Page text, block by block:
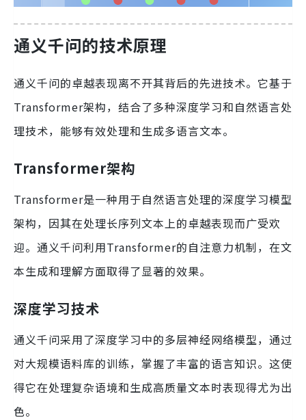
通义千问的技术原理
通义千问的卓越表现离不开其背后的先进技术。它基于
Transformer架构，结合了多种深度学习和自然语言处
理技术，能够有效处理和生成多语言文本。
Transformer架构
Transformer是一种用于自然语言处理的深度学习模型
架构，因其在处理长序列文本上的卓越表现而广受欢
迎。通义千问利用Transformer的自注意力机制，在文
本生成和理解方面取得了显著的效果。
深度学习技术
通义千问采用了深度学习中的多层神经网络模型，通过
对大规模语料库的训练，掌握了丰富的语言知识。这使
得它在处理复杂语境和生成高质量文本时表现得尤为出
色。